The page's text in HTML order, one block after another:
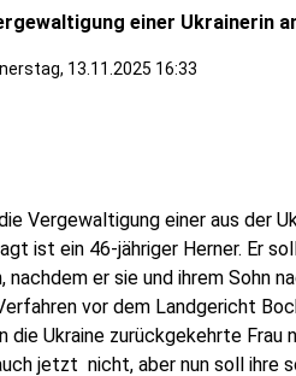
einer Ukrainerin
13.11.2025 16:33
Vergewaltigung einer aus der
ist ein 46-jähriger Herner. Er
nachdem er sie und ihrem Sohn
vor dem Landgericht
die Ukraine zurückgekehrte
jetzt nicht, aber nun soll ihre